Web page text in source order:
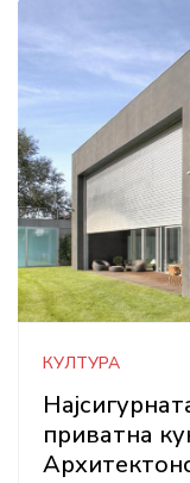
КУЛТУРА
приватна